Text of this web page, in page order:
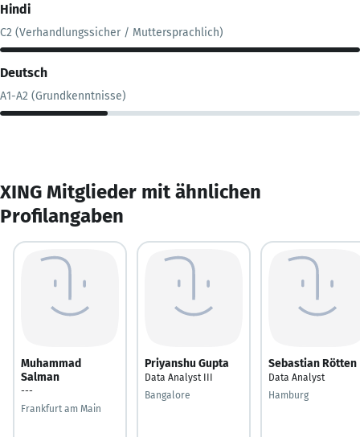
Hindi
C2 (Verhandlungssicher / Muttersprachlich)
Deutsch
A1-A2 (Grundkenntnisse)
XING Mitglieder mit ähnlichen
Profilangaben
Muhammad
Salman
---
Frankfurt am Main
Priyanshu Gupta
Data Analyst III
Bangalore
Sebastian Rötten
Data Analyst
Hamburg